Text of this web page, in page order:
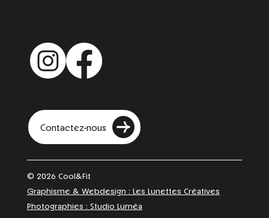
Contactez-nous
© 2026 Cool&Fit
Graphisme & Webdesign : Les Lunettes Créatives
Photographies : Studio Luméa